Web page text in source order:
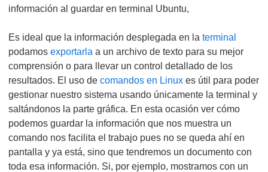
información al guardar en terminal Ubuntu,
Es ideal que la información desplegada en la terminal
podamos exportarla a un archivo de texto para su mejor
comprensión o para llevar un control detallado de los
resultados. El uso de comandos en Linux es útil para poder
gestionar nuestro sistema usando únicamente la terminal y
saltándonos la parte gráfica. En esta ocasión ver cómo
podemos guardar la información que nos muestra un
comando nos facilita el trabajo pues no se queda ahí en
pantalla y ya está, sino que tendremos un documento con
toda esa información. Si, por ejemplo, mostramos con un